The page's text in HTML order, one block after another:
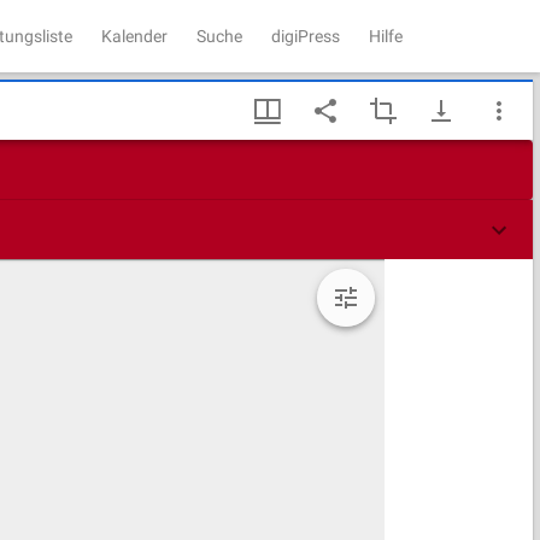
Kalender Suche digiPress Hilfe